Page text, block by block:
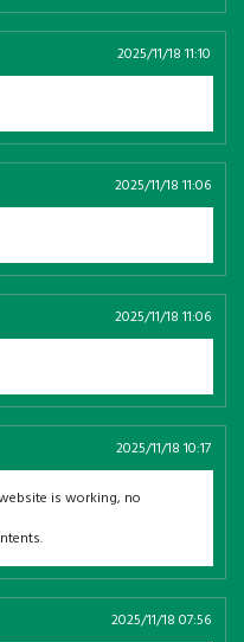
2025/11/18 11:10
2025/11/18 11:06
2025/11/18 11:06
2025/11/18 10:17
is working, no
2025/11/18 07:56